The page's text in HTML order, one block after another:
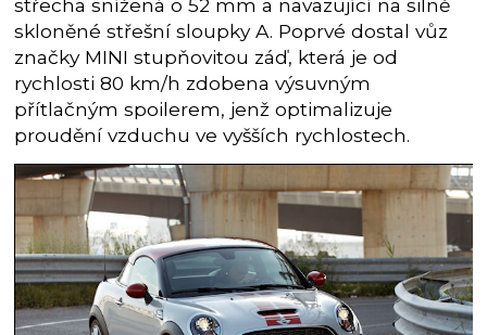
střecha snížená o 52 mm a navazující na silně
skloněné střešní sloupky A. Poprvé dostal vůz
značky MINI stupňovitou záď, která je od
rychlosti 80 km/h zdobena výsuvným
přítlačným spoilerem, jenž optimalizuje
proudění vzduchu ve vyšších rychlostech.